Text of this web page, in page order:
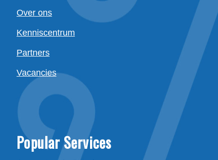
Over ons
Kenniscentrum
Partners
Vacancies
Popular Services